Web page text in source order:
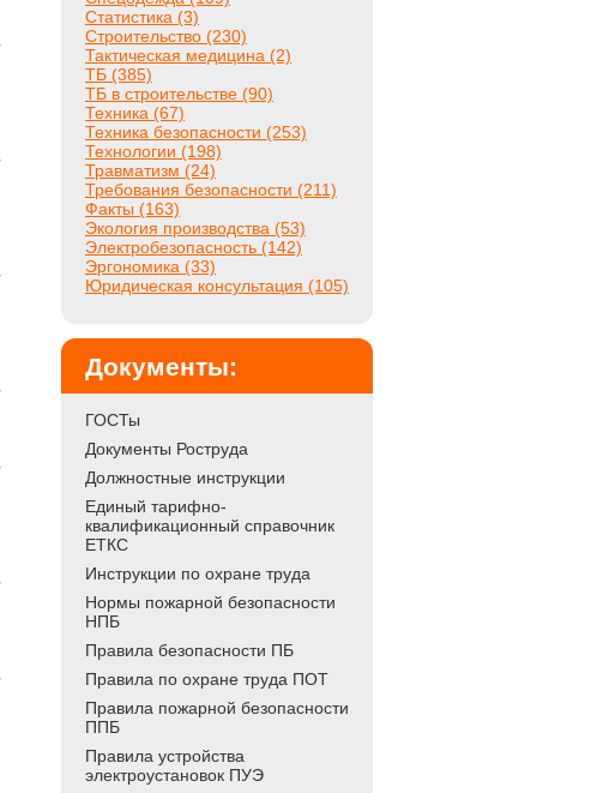
Статистика (3)
Строительство (230)
Тактическая медицина (2)
ТБ (385)
ТБ в строительстве (90)
Техника (67)
Техника безопасности (253)
Технологии (198)
Травматизм (24)
Требования безопасности (211)
Факты (163)
Экология производства (53)
Электробезопасность (142)
Эргономика (33)
Юридическая консультация (105)
Документы:
ГОСТы
Документы Роструда
Должностные инструкции
Единый тарифно-
квалификационный справочник
ЕТКС
Инструкции по охране труда
Нормы пожарной безопасности
НПБ
Правила безопасности ПБ
Правила по охране труда ПОТ
Правила пожарной безопасности
ППБ
Правила устройства
электроустановок ПУЭ